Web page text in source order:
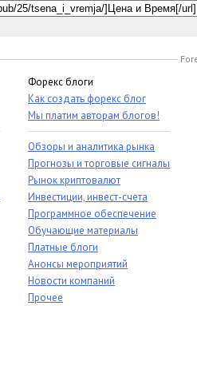
Форекс блоги
Как создать форекс блог
Мы платим авторам блогов!
Обзоры и аналитика рынка
Прогнозы и торговые сигналы
Рынок криптовалют
Инвестиции, инвест-счета
Программное обеспечение
Обучающие материалы
Платные блоги
Анонсы мероприятий
Новости компаний
Прочее